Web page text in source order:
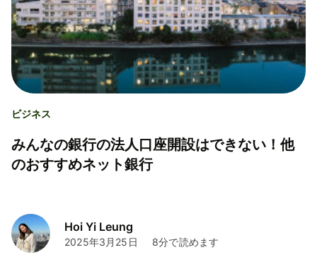
ビジネス
みんなの銀行の法人口座開設はできない！他
のおすすめネット銀行
Hoi Yi Leung
2025年3月25日 8分で読めます